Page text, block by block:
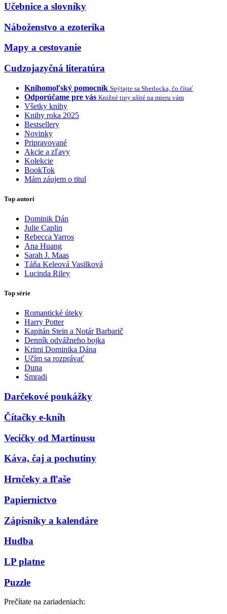
Učebnice a slovníky
Náboženstvo a ezoterika
Mapy a cestovanie
Cudzojazyčná literatúra
Knihomoľský pomocník Spýtajte sa Sherlocka, čo čítať
Odporúčame pre vás Knižné tipy ušité na mieru vám
Všetky knihy
Knihy roka 2025
Bestsellery
Novinky
Pripravované
Akcie a zľavy
Kolekcie
BookTok
Mám záujem o titul
Top autori
Dominik Dán
Julie Caplin
Rebecca Yarros
Ana Huang
Sarah J. Maas
Táňa Keleová Vasilková
Lucinda Riley
Top série
Romantické úteky
Harry Potter
Kapitán Stein a Notár Barbarič
Denník odvážneho bojka
Krimi Dominika Dána
Učím sa rozprávať
Duna
Smradi
Darčekové poukážky
Čítačky e-kníh
Vecičky od Martinusu
Káva, čaj a pochutiny
Hrnčeky a fľaše
Papiernictvo
Zápisníky a kalendáre
Hudba
LP platne
Puzzle
Prečítate na zariadeniach: